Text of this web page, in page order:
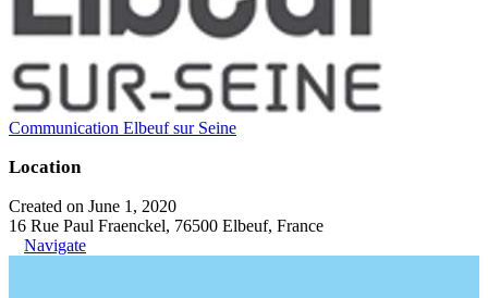
Communication Elbeuf sur Seine
Location
Created on June 1, 2020
16 Rue Paul Fraenckel, 76500 Elbeuf, France
Navigate